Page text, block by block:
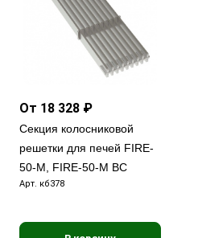
От 18 328 ₽
Секция колосниковой
решетки для печей FIRE-
50-М, FIRE-50-М BC
Арт. кб378